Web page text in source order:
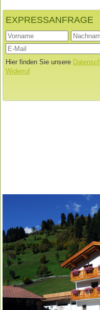
EXPRESSANFRAGE
Hier finden Sie unsere
Widerruf